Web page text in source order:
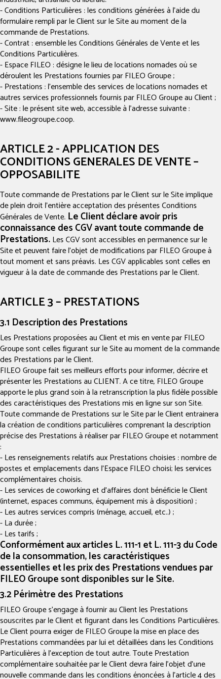
- Conditions Particulières : les conditions générées à l’aide du
formulaire rempli par le Client sur le Site au moment de la
commande de Prestations.
- Contrat : ensemble les Conditions Générales de Vente et les
Conditions Particulières.
- Espace FILEO : désigne le lieu de locations nomades où se
déroulent les Prestations fournies par FILEO Groupe ;
- Prestations : l’ensemble des services de locations nomades et
autres services professionnels fournis par FILEO Groupe au Client ;
- Site : le présent site web, accessible à l’adresse suivante :
www.fileogroupe.coop.
ARTICLE 2 - APPLICATION DES
CONDITIONS GENERALES DE VENTE –
OPPOSABILITE
Toute commande de Prestations par le Client sur le Site implique
de plein droit l'entière acceptation des présentes Conditions
Générales de Vente. Le Client déclare avoir pris
connaissance des CGV avant toute commande de
Prestations.Les CGV sont accessibles en permanence sur le
Site et peuvent faire l’objet de modifications par FILEO Groupe à
tout moment et sans préavis. Les CGV applicables sont celles en
vigueur à la date de commande des Prestations par le Client.
ARTICLE 3 – PRESTATIONS
3.1 Description des Prestations
Les Prestations proposées au Client et mis en vente par FILEO
Groupe sont celles figurant sur le Site au moment de la commande
des Prestations par le Client.
FILEO Groupe fait ses meilleurs efforts pour informer, décrire et
présenter les Prestations au CLIENT. A ce titre, FILEO Groupe
apporte le plus grand soin à la retranscription la plus fidèle possible
des caractéristiques des Prestations mis en ligne sur son Site.
Toute commande de Prestations sur le Site par le Client entrainera
la création de conditions particulières comprenant la description
précise des Prestations à réaliser par FILEO Groupe et notamment
:
- Les renseignements relatifs aux Prestations choisies : nombre de
postes et emplacements dans l’Espace FILEO choisi; les services
complémentaires choisis.
- Les services de coworking et d’affaires dont bénéficie le Client
(internet, espaces communs, équipement mis à disposition) ;
- Les autres services compris (ménage, accueil, etc..) ;
- La durée ;
- Les tarifs ;
Conformément aux articles L. 111-1 et L. 111-3 du Code
de la consommation, les caractéristiques
essentielles et les prix des Prestations vendues par
FILEO Groupe sont disponibles sur le Site.
3.2 Périmètre des Prestations
FILEO Groupe s’engage à fournir au Client les Prestations
souscrites par le Client et figurant dans les Conditions Particulières.
Le Client pourra exiger de FILEO Groupe la mise en place des
Prestations commandées par lui et détaillées dans les Conditions
Particulières à l’exception de tout autre. Toute Prestation
complémentaire souhaitée par le Client devra faire l’objet d’une
nouvelle commande dans les conditions énoncées à l’article 4 des